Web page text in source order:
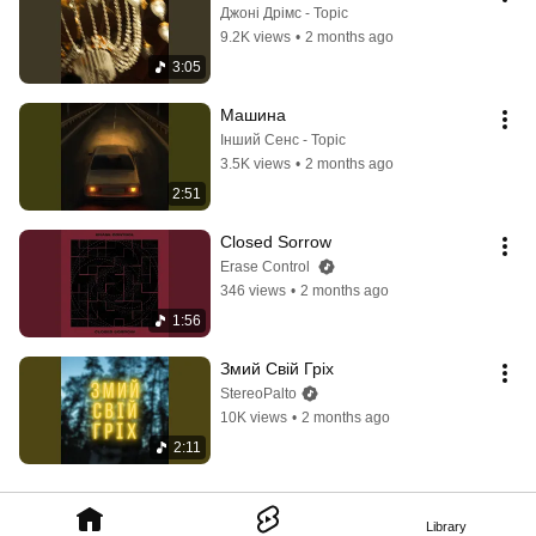
Library
3:05
Джоні Дрімс - Topic
9.2K views • 2 months ago
2:51
Машина
Інший Сенс - Topic
3.5K views • 2 months ago
1:56
Closed Sorrow
Erase Control
346 views • 2 months ago
2:11
Змий Свій Гріх
StereoPalto
10K views • 2 months ago